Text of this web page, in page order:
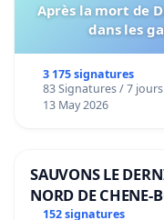
Après la mort de
dans les
3 175 signatures
83 Signatures / 7 jours
13 May 2026
SAUVONS LE
NORD DE CHENE-
152 signatures